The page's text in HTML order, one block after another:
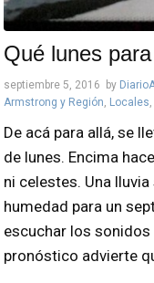
Qué lunes
septiembre 5, 2016 by
Armstrong y Región, Locales,
De acá para allá, se
de lunes. Encima
ni celestes. Una
humedad para un
escuchar los sonidos
pronóstico advierte